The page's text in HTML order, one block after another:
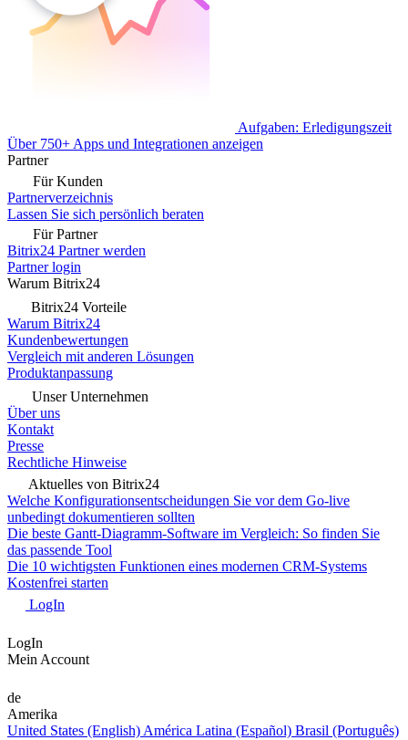
Aufgaben: Erledigungszeit
Über 750+ Apps und Integrationen anzeigen
Partner
Für Kunden
Partnerverzeichnis
Lassen Sie sich persönlich beraten
Für Partner
Bitrix24 Partner werden
Partner login
Warum Bitrix24
Bitrix24 Vorteile
Warum Bitrix24
Kundenbewertungen
Vergleich mit anderen Lösungen
Produktanpassung
Unser Unternehmen
Über uns
Kontakt
Presse
Rechtliche Hinweise
Aktuelles von Bitrix24
Welche Konfigurationsentscheidungen Sie vor dem Go-live
unbedingt dokumentieren sollten
Die beste Gantt-Diagramm-Software im Vergleich: So finden Sie
das passende Tool
Die 10 wichtigsten Funktionen eines modernen CRM-Systems
Kostenfrei starten
LogIn
LogIn
Mein Account
de
Amerika
United States (English) América Latina (Español) Brasil (Português)